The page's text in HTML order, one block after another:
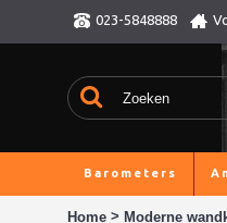
023-5848888
Barometers
Home > Moderne